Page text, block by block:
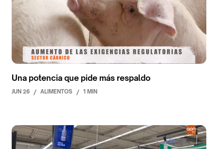
Una potencia que pide más respaldo
JUN 26 / ALIMENTOS / 1 MIN